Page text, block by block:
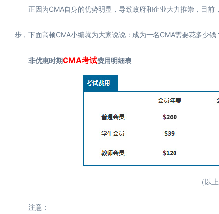
正因为CMA自身的优势明显，导致政府和企业大力推崇，目前
步，下面高顿CMA小编就为大家说说：成为一名CMA需要花多少钱
非优惠时期CMA考试费用明细表
（以上
注意：